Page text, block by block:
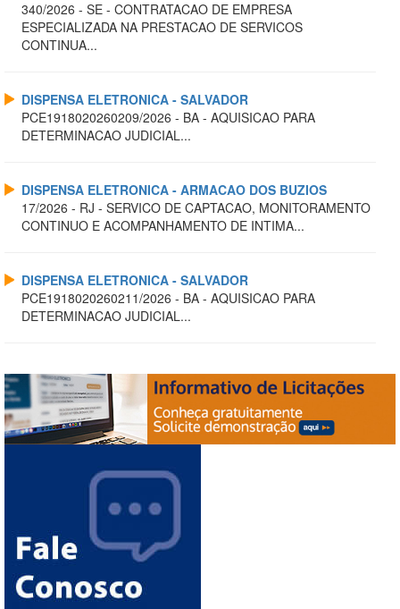
340/2026 - SE - CONTRATACAO DE EMPRESA
ESPECIALIZADA NA PRESTACAO DE SERVICOS
CONTINUA...
DISPENSA ELETRONICA - SALVADOR
PCE1918020260209/2026 - BA - AQUISICAO PARA
DETERMINACAO JUDICIAL...
DISPENSA ELETRONICA - ARMACAO DOS BUZIOS
17/2026 - RJ - SERVICO DE CAPTACAO, MONITORAMENTO
CONTINUO E ACOMPANHAMENTO DE INTIMA...
DISPENSA ELETRONICA - SALVADOR
PCE1918020260211/2026 - BA - AQUISICAO PARA
DETERMINACAO JUDICIAL...